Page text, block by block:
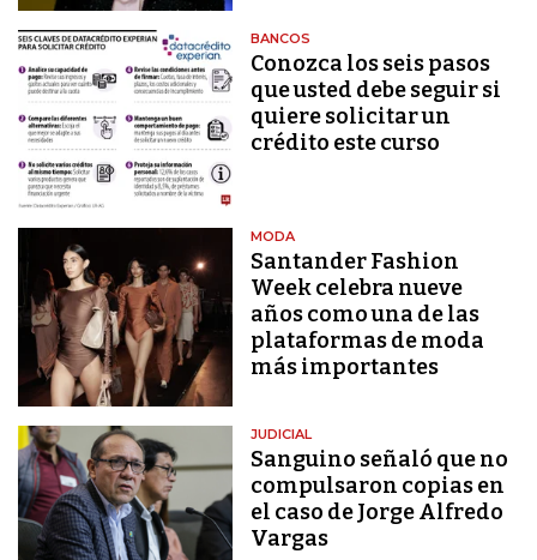
BANCOS
Conozca los seis pasos
que usted debe seguir si
quiere solicitar un
crédito este curso
MODA
Santander Fashion
Week celebra nueve
años como una de las
plataformas de moda
más importantes
JUDICIAL
Sanguino señaló que no
compulsaron copias en
el caso de Jorge Alfredo
Vargas